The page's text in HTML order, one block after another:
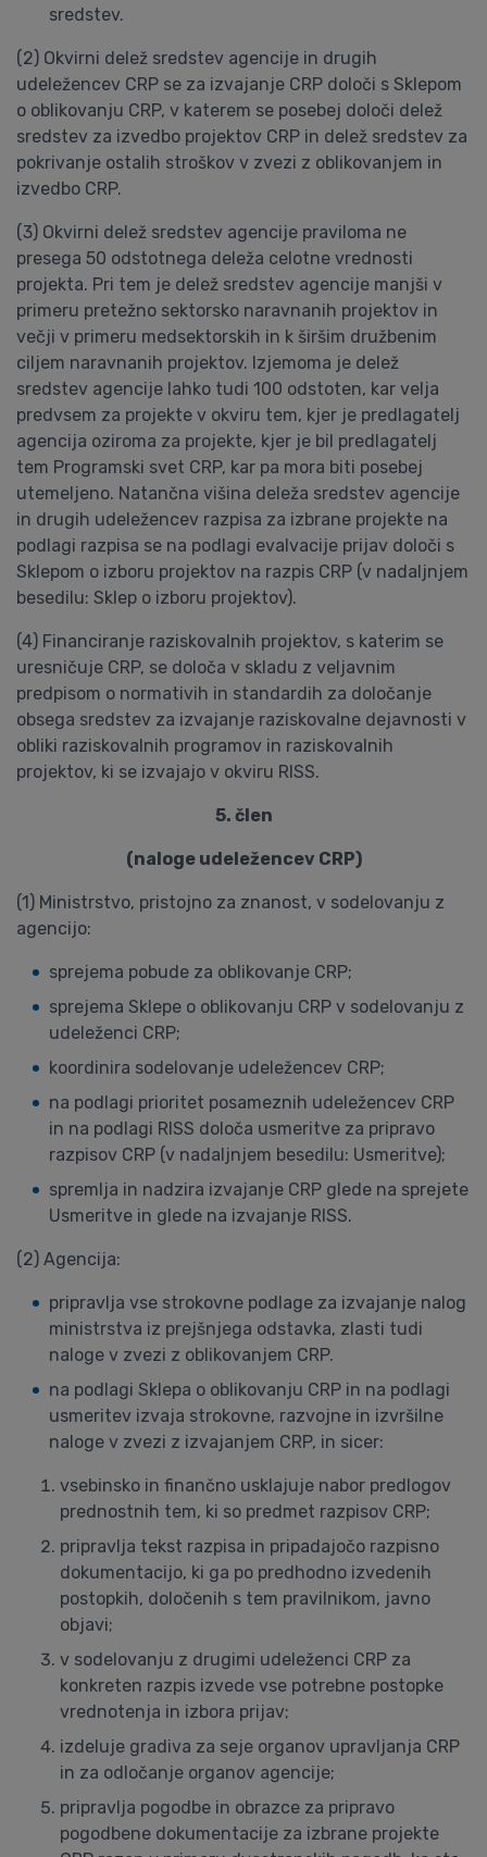
sredstev.
(2) Okvirni delež sredstev agencije in drugih
udeležencev CRP se za izvajanje CRP določi s Sklepom
o oblikovanju CRP, v katerem se posebej določi delež
sredstev za izvedbo projektov CRP in delež sredstev za
pokrivanje ostalih stroškov v zvezi z oblikovanjem in
izvedbo CRP.
(3) Okvirni delež sredstev agencije praviloma ne
presega 50 odstotnega deleža celotne vrednosti
projekta. Pri tem je delež sredstev agencije manjši v
primeru pretežno sektorsko naravnanih projektov in
večji v primeru medsektorskih in k širšim družbenim
ciljem naravnanih projektov. Izjemoma je delež
sredstev agencije lahko tudi 100 odstoten, kar velja
predvsem za projekte v okviru tem, kjer je predlagatelj
agencija oziroma za projekte, kjer je bil predlagatelj
tem Programski svet CRP, kar pa mora biti posebej
utemeljeno. Natančna višina deleža sredstev agencije
in drugih udeležencev razpisa za izbrane projekte na
podlagi razpisa se na podlagi evalvacije prijav določi s
Sklepom o izboru projektov na razpis CRP (v nadaljnjem
besedilu: Sklep o izboru projektov).
(4) Financiranje raziskovalnih projektov, s katerim se
uresničuje CRP, se določa v skladu z veljavnim
predpisom o normativih in standardih za določanje
obsega sredstev za izvajanje raziskovalne dejavnosti v
obliki raziskovalnih programov in raziskovalnih
projektov, ki se izvajajo v okviru RISS.
5. člen
(naloge udeležencev CRP)
(1) Ministrstvo, pristojno za znanost, v sodelovanju z
agencijo:
sprejema pobude za oblikovanje CRP;
sprejema Sklepe o oblikovanju CRP v sodelovanju z
udeleženci CRP;
koordinira sodelovanje udeležencev CRP;
na podlagi prioritet posameznih udeležencev CRP
in na podlagi RISS določa usmeritve za pripravo
razpisov CRP (v nadaljnjem besedilu: Usmeritve);
spremlja in nadzira izvajanje CRP glede na sprejete
Usmeritve in glede na izvajanje RISS.
(2) Agencija:
pripravlja vse strokovne podlage za izvajanje nalog
ministrstva iz prejšnjega odstavka, zlasti tudi
naloge v zvezi z oblikovanjem CRP.
na podlagi Sklepa o oblikovanju CRP in na podlagi
usmeritev izvaja strokovne, razvojne in izvršilne
naloge v zvezi z izvajanjem CRP, in sicer:
vsebinsko in finančno usklajuje nabor predlogov
prednostnih tem, ki so predmet razpisov CRP;
pripravlja tekst razpisa in pripadajočo razpisno
dokumentacijo, ki ga po predhodno izvedenih
postopkih, določenih s tem pravilnikom, javno
objavi;
v sodelovanju z drugimi udeleženci CRP za
konkreten razpis izvede vse potrebne postopke
vrednotenja in izbora prijav;
izdeluje gradiva za seje organov upravljanja CRP
in za odločanje organov agencije;
pripravlja pogodbe in obrazce za pripravo
pogodbene dokumentacije za izbrane projekte